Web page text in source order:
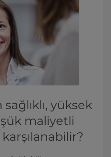
sağlıklı, yüksek
maliyetli